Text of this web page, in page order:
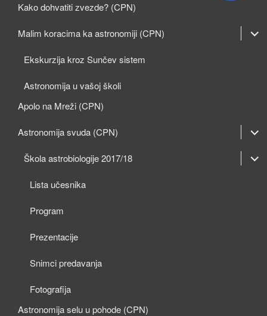
Kako dohvatiti zvezde? (CPN)
Malim koracima ka astronomiji (CPN)
Ekskurzija kroz Sunčev sistem
Astronomija u vašoj školi
Apolo na Mreži (CPN)
Astronomija svuda (CPN)
menu
Škola astrobiologije 2017/18
Lista učesnika
Program
Prezentacije
Snimci predavanja
Fotografija
Astronomija selu u pohode (CPN)